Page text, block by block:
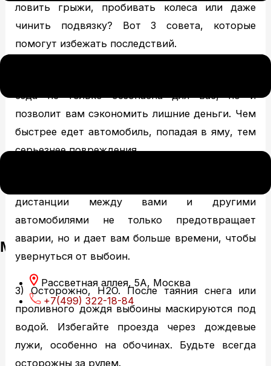
Мы обслуживаем:
Рассветная аллея, 5А, Москва
+7(499) 322-18-84
ловить грыжи, пробивать колеса или даже
чинить подвязку? Вот 3 совета, которые
помогут избежать последствий.
езда не только безопасна для вас, но и
позволит вам сэкономить лишние деньги. Чем
быстрее едет автомобиль, попадая в яму, тем
серьезнее повреждения.
дистанции между вами и другими
автомобилями не только предотвращает
аварии, но и дает вам больше времени, чтобы
увернуться от выбоин.
3) Осторожно, H2O. После таяния снега или
проливного дождя выбоины маскируются под
водой. Избегайте проезда через дождевые
лужи, особенно на обочинах. Будьте всегда
осторожны за рулем.